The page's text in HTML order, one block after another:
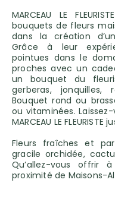
MARCEAU LE
bouquets de fleurs
dans la création
Grâce à leur
pointues dans le
proches avec un
un bouquet du
gerberas, jonquilles,
Bouquet rond ou
ou vitaminées.
MARCEAU LE
Fleurs fraîches et
gracile orchidée,
Qu’allez-vous offrir
proximité de Maisons-